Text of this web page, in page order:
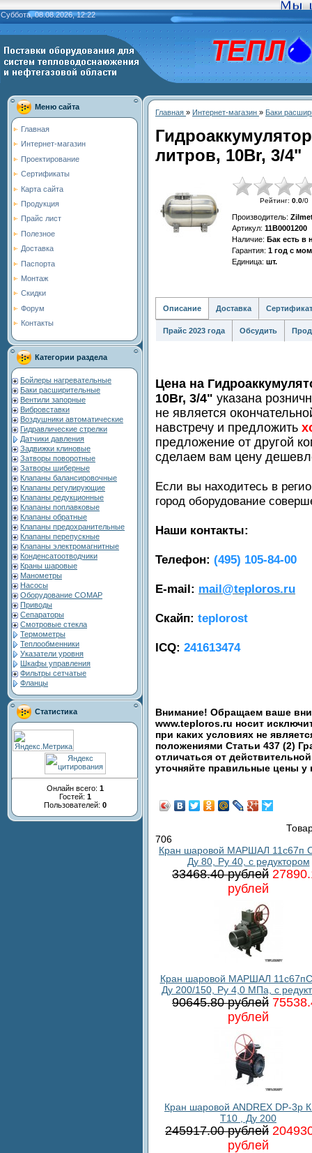
Суббота, 08.08.2026, 12:22
Меню сайта
Главная
Интернет-магазин
Проектирование
Сертификаты
Карта сайта
Продукция
Прайс лист
Полезное
Доставка
Паспорта
Монтаж
Скидки
Форум
Контакты
Категории раздела
Бойлеры нагревательные
Баки расширительные
Вентили запорные
Вибровставки
Воздушники автоматические
Гидравлические стрелки
Датчики давления
Задвижки клиновые
Затворы поворотные
Затворы шиберные
Клапаны балансировочные
Клапаны регулирующие
Клапаны редукционные
Клапаны поплавковые
Клапаны обратные
Клапаны предохранительные
Клапаны перепускные
Клапаны электромагнитные
Конденсатоотводчики
Краны шаровые
Манометры
Насосы
Оборудование COMAP
Приводы
Сепараторы
Смотровые стекла
Термометры
Теплообменники
Указатели уровня
Шкафы управления
Фильтры сетчатые
Фланцы
Статистика
Онлайн всего: 1
Гостей: 1
Пользователей: 0
Главная » Интернет-магазин » Баки
литров, 10Br, 3/4"
Рейтинг: 0.0/0
Производитель:
Артикул: 11B0001200
Наличие: Бак есть в
Гарантия: 1 год с
Единица: шт.
Описание Доставка Сертификат
Прайс 2023 года Обсудить
Цена на
10Br, 3/4" указана
не является
навстречу и предложить
предложение от другой
сделаем вам цену
Если вы находитесь в
город оборудование
Наши контакты:
Телефон: (495) 105-84-00
E-mail: mail@teploros.ru
Скайп: teplorost
ICQ: 241613474
Внимание! Обращаем ваше
www.teploros.ru носит
при каких условиях не
положениями Статьи 437 (2)
отличаться от
уточняйте правильные цены
706
Кран шаровой МАРШАЛ 11с67п
Ду 80, Ру 40, с редуктором
33468.40 рублей
рублей
Кран шаровой МАРШАЛ
Ду 200/150, Ру 4,0 МПа, с
90645.80 рублей
рублей
Кран шаровой ANDREX DP-3p
T10 , Ду 200
245917.00 рублей
рублей